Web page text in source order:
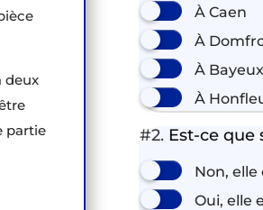
deux
partie
À Caen
À
À Bayeux
À
#2.Est-ce que
Non,
Oui, elle